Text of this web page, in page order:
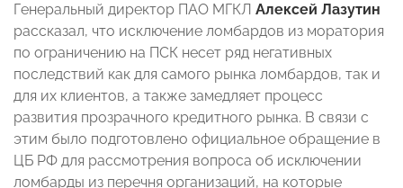
Генеральный директор ПАО МГКЛ Алексей Лазутин
рассказал, что исключение ломбардов из моратория
по ограничению на ПСК несет ряд негативных
последствий как для самого рынка ломбардов, так и
для их клиентов, а также замедляет процесс
развития прозрачного кредитного рынка. В связи с
этим было подготовлено официальное обращение в
ЦБ РФ для рассмотрения вопроса об исключении
ломбарды из перечня организаций, на которые